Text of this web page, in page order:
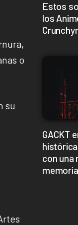
o
su
Estos
los
GACKT
con una
memoria